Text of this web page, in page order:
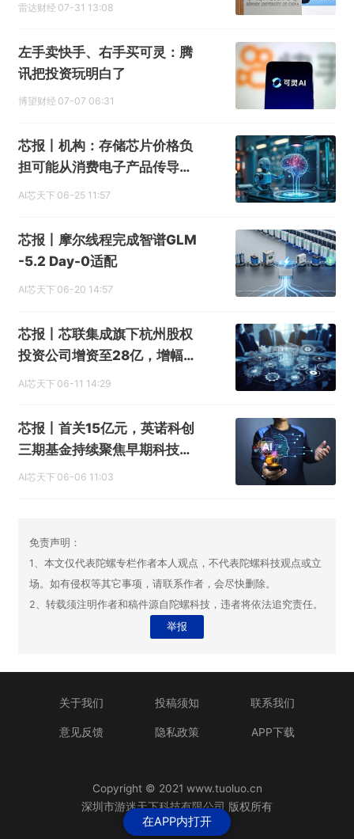
雷达财经 07-31 13:08
左手卖快手、右手买可灵：腾
讯把投资玩明白了
博望财经 07-07 06:31
芯报丨机构：存储芯片价格负
担可能从消费电子产品传导至
AI
AI芯天下 06-25 11:57
芯报丨摩尔线程完成智谱GLM
-5.2 Day-0适配
AI芯天下 06-20 14:57
芯报丨芯联集成旗下杭州股权
投资公司增资至28亿，增幅约
56%
AI芯天下 06-11 14:29
芯报丨首关15亿元，英诺科创
三期基金持续聚焦早期科技投
资
AI芯天下 06-06 11:03
免责声明：
1、本文仅代表陀螺专栏作者本人观点，不代表陀螺科技观点或立
场。如有侵权等其它事项，请联系作者，会尽快删除。
2、转载须注明作者和稿件源自陀螺科技，违者将依法追究责任。
举报
在APP内打开
关于我们 投稿须知 联系我们
意见反馈 隐私政策 APP下载
Copyright © 2021 www.tuoluo.cn
深圳市游迷天下科技有限公司 版权所有
粤ICP备13090461号